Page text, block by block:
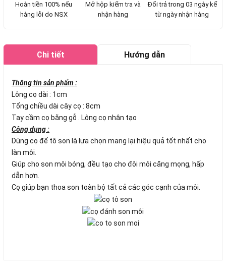
Hoàn tiền 100% nếu
hàng lỗi do NSX
Mở hộp kiểm tra và
nhận hàng
Đổi trả trong 03 ngày kể
từ ngày nhận hàng
Chi tiết Hướng dẫn
Thông tin sản phẩm :
Lông cọ dài : 1cm
Tổng chiều dài cây cọ : 8cm
Tay cầm cọ bằng gỗ . Lông cọ nhân tạo
Công dụng :
Dùng cọ để tô son là lựa chọn mang lại hiệu quả tốt nhất cho
làn môi.
Giúp cho son môi bóng, đều tạo cho đôi môi căng mọng, hấp
dẫn hơn.
Cọ giúp bạn thoa son toàn bộ tất cả các góc cạnh của môi.